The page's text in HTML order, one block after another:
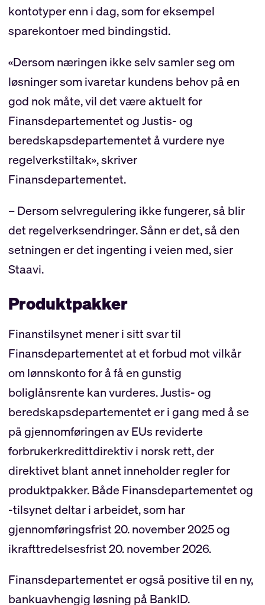
kontotyper enn i dag, som for eksempel
sparekontoer med bindingstid.
«Dersom næringen ikke selv samler seg om
løsninger som ivaretar kundens behov på en
god nok måte, vil det være aktuelt for
Finansdepartementet og Justis- og
beredskapsdepartementet å vurdere nye
regelverkstiltak», skriver
Finansdepartementet.
– Dersom selvregulering ikke fungerer, så blir
det regelverksendringer. Sånn er det, så den
setningen er det ingenting i veien med, sier
Staavi.
Produktpakker
Finanstilsynet mener i sitt svar til
Finansdepartementet at et forbud mot vilkår
om lønnskonto for å få en gunstig
boliglånsrente kan vurderes. Justis- og
beredskapsdepartementet er i gang med å se
på gjennomføringen av EUs reviderte
forbrukerkredittdirektiv i norsk rett, der
direktivet blant annet inneholder regler for
produktpakker. Både Finansdepartementet og
-tilsynet deltar i arbeidet, som har
gjennomføringsfrist 20. november 2025 og
ikrafttredelsesfrist 20. november 2026.
Finansdepartementet er også positive til en ny,
bankuavhengig løsning på BankID.